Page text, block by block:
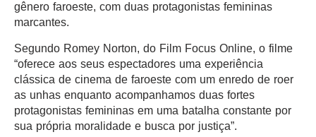
gênero faroeste, com duas protagonistas femininas
marcantes.
Segundo Romey Norton, do Film Focus Online, o filme
“oferece aos seus espectadores uma experiência
clássica de cinema de faroeste com um enredo de roer
as unhas enquanto acompanhamos duas fortes
protagonistas femininas em uma batalha constante por
sua própria moralidade e busca por justiça”.